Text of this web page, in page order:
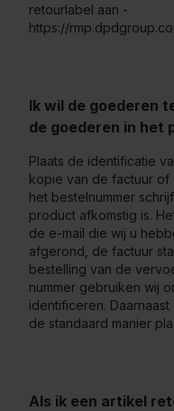
retourlabel aan -
https://
Ik wil de goederen
de goederen in het
Plaats de identificatie
kopie van de factuur
het bestelnummer
product afkomstig is.
de e-mail die wij u
afgerond, de factuur
bestelling van de
nummer gebruiken wij
identificeren.
de standaard manier
Als ik een artikel